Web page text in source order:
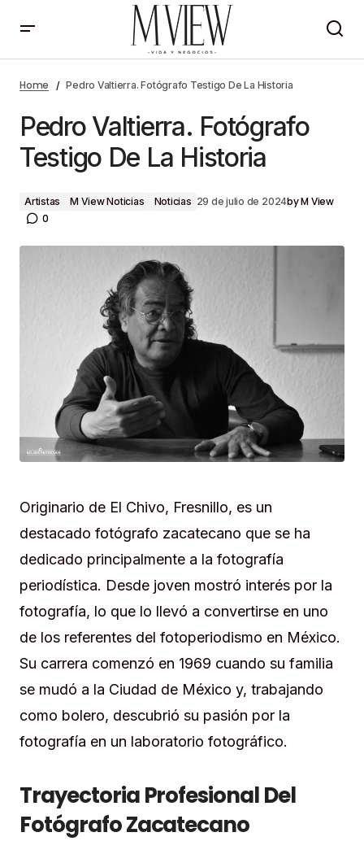
Home Pedro Valtierra. Fotógrafo Testigo De La Historia
Pedro Valtierra. Fotógrafo
Testigo De La Historia
Artistas M View Noticias Noticias 29 de julio de 2024byM View
0
Originario de El Chivo, Fresnillo, es un
destacado fotógrafo zacatecano que se ha
dedicado principalmente a la fotografía
periodística. Desde joven mostró interés por la
fotografía, lo que lo llevó a convertirse en uno
de los referentes del fotoperiodismo en México.
Su carrera comenzó en 1969 cuando su familia
se mudó a la Ciudad de México y, trabajando
como bolero, descubrió su pasión por la
fotografía en un laboratorio fotográfico.
Trayectoria Profesional Del
Fotógrafo Zacatecano